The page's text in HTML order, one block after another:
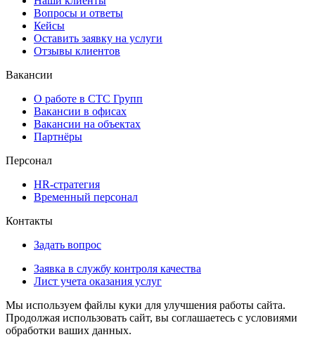
Вопросы и ответы
Кейсы
Оставить заявку на услуги
Отзывы клиентов
Вакансии
О работе в СТС Групп
Вакансии в офисах
Вакансии на объектах
Партнёры
Персонал
HR-стратегия
Временный персонал
Контакты
Задать вопрос
Заявка в службу контроля качества
Лист учета оказания услуг
Мы используем файлы куки для улучшения работы сайта.
Продолжая использовать сайт, вы соглашаетесь с условиями
обработки ваших данных.